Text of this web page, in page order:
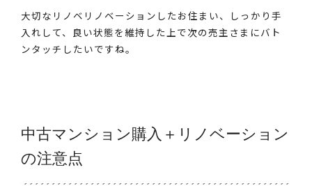
大切なリノベリノベーションしたお住まい、しっかり手
入れして、良い状態を維持した上で次の売主さまにバト
ンタッチしたいですね。
中古マンション購入＋リノベーション
の注意点